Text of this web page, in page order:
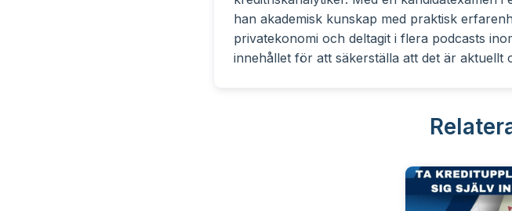
han akademisk kunskap med praktisk
privatekonomi och deltagit i flera podcasts
innehållet för att säkerställa att det är aktuellt